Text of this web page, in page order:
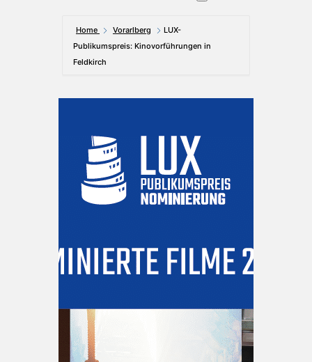
Home Vorarlberg
LUX-
Publikumspreis: Kinovorführungen in
Feldkirch